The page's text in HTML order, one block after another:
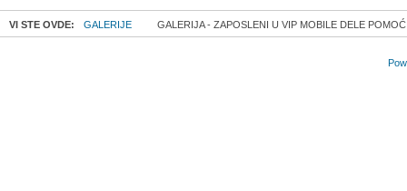
VI STE OVDE: GALERIJE GALERIJA - ZAPOSLENI U VIP MOBILE DELE